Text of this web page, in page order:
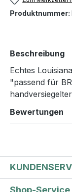
Produktnummer:
Beschreibung
Echtes
"passend für
Bewertungen
Shop-Service